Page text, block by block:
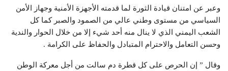
وعبر عن امتنان قيادة الثورة لما قدمته الأجهزة الأمنية وجهاز الأمن
السياسي من مستوى وطني عالي من الصمود والصبر كما كل
الشعب اليمني الذي لا ينال منه أحد شيء إلا من خلال الحوار والندية
وحسن التعامل والاحترام المتبادل والحفاظ على الكرامة .
وقال ” إن الحرص على كل قطرة دم سالت من أجل معركة الوطن